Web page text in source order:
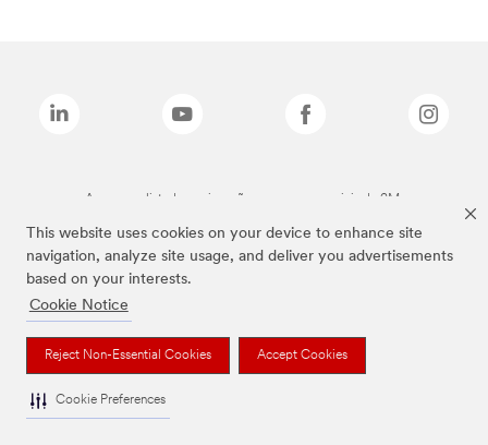
This website uses cookies on your device to enhance site
navigation, analyze site usage, and deliver you advertisements
based on your interests.
Cookie Notice
Reject Non-Essential Cookies Accept Cookies
Cookie Preferences
As marcas listadas a cima são marcas comerciais da 3M.